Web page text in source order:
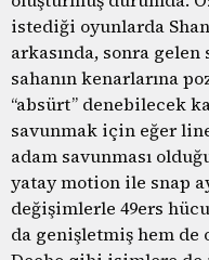
istediği oyunlarda
arkasında, sonra
sahanın kenarlarına
“absürt” denebilecek
savunmak için eğer
adam savunması
yatay motion ile snap
değişimlerle 49ers
da genişletmiş hem